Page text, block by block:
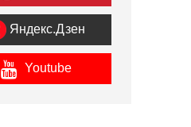
Яндекс.Дзен
Youtube